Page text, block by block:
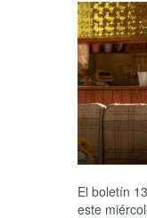
El boletín
este